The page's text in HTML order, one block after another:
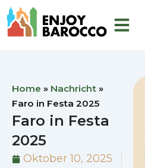
Zum
Inhalt
Home » Nachricht »
Faro in Festa 2025
Faro in Festa
2025
Oktober 10, 2025